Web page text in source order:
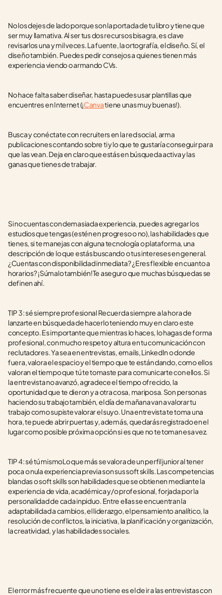
No los dejes de lado porque son la portada de tu libro y tiene que
ser muy llamativa. Al ser tus dos recursos bisagra, es clave
revisarlos una y mil veces. La fuente, la ortografía, el diseño. Sí, el
diseño también. Puedes pedir consejos a quienes tienen más
experiencia viendo o armando CVs.
No hace falta saber diseñar, hasta puedes usar plantillas que
encuentres en Internet (¡Canva tiene unas muy buenas!).
Busca y conéctate con recruiters en la red social, arma
publicaciones contando sobre ti y lo que te gustaría conseguir para
que las vean. Deja en claro que estás en búsqueda activa y las
ganas que tienes de trabajar.
Si no cuentas con demasiada experiencia, puedes agregar los
estudios que tengas (estén en progreso o no), las habilidades que
tienes, si te manejas con alguna tecnología o plataforma, una
descripción de lo que estás buscando o tus intereses en general.
¿Cuentas con disponibilidad inmediata? ¿Eres flexible en cuanto a
horarios? ¡Súmalo también!Te aseguro que muchas búsquedas se
definen ahí.
TIP 3: sé siempre profesional Recuerda siempre a la hora de
lanzarte en búsqueda de hacerlo teniendo muy en claro este
concepto. Es importante que mientras lo haces, lo hagas de forma
profesional, con mucho respeto y altura en tu comunicación con
reclutadores. Ya sea en entrevistas, emails, LinkedIn o donde
fuera, valora el espacio y el tiempo que te están dando, como ellos
valoran el tiempo que tú te tomaste para comunicarte con ellos. Si
la entrevista no avanzó, agradece el tiempo ofrecido, la
oportunidad que te dieron y a otra cosa, mariposa. Son personas
haciendo su trabajo también, el día de mañana van a valorar tu
trabajo como supiste valorar el suyo. Una entrevista te toma una
hora, te puede abrir puertas y, además, quedarás registrado en el
lugar como posible próxima opción si es que no te toman esa vez.
TIP 4: sé tú mismoLo que más se valora de un perfil junior al tener
poca o nula experiencia previa son sus soft skills. Las competencias
blandas o soft skills son habilidades que se obtienen mediante la
experiencia de vida, académica y/o profesional, forjada por la
personalidad de cada inpiduo. Entre ellas se encuentran la
adaptabilidad a cambios, el liderazgo, el pensamiento analítico, la
resolución de conflictos, la iniciativa, la planificación y organización,
la creatividad, y las habilidades sociales.
El error más frecuente que uno tiene es el de ir a las entrevistas con